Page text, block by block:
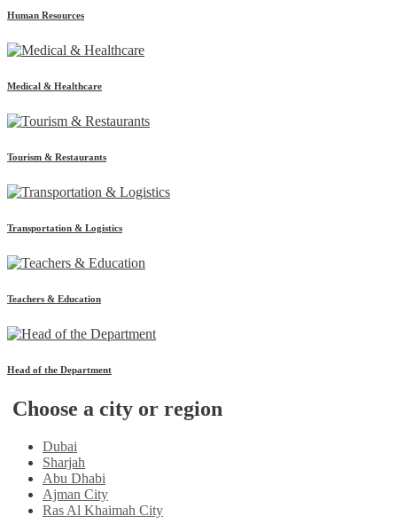
Human Resources
Medical & Healthcare
Tourism & Restaurants
Transportation & Logistics
Teachers & Education
Head of the Department
Choose a city or region
Dubai
Sharjah
Abu Dhabi
Ajman City
Ras Al Khaimah City